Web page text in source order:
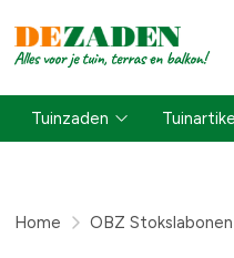
Tuinzaden
Home OBZ